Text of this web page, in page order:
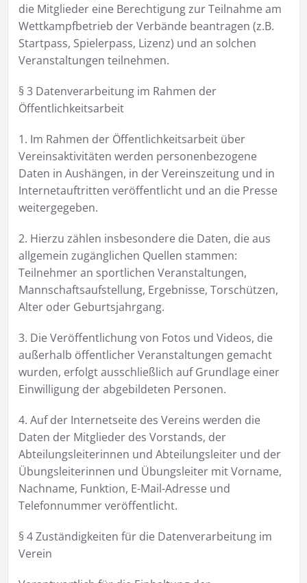
die Mitglieder eine Berechtigung zur Teilnahme am
Wettkampfbetrieb der Verbände beantragen (z.B.
Startpass, Spielerpass, Lizenz) und an solchen
Veranstaltungen teilnehmen.
§ 3 Datenverarbeitung im Rahmen der
Öffentlichkeitsarbeit
1. Im Rahmen der Öffentlichkeitsarbeit über
Vereinsaktivitäten werden personenbezogene
Daten in Aushängen, in der Vereinszeitung und in
Internetauftritten veröffentlicht und an die Presse
weitergegeben.
2. Hierzu zählen insbesondere die Daten, die aus
allgemein zugänglichen Quellen stammen:
Teilnehmer an sportlichen Veranstaltungen,
Mannschaftsaufstellung, Ergebnisse, Torschützen,
Alter oder Geburtsjahrgang.
3. Die Veröffentlichung von Fotos und Videos, die
außerhalb öffentlicher Veranstaltungen gemacht
wurden, erfolgt ausschließlich auf Grundlage einer
Einwilligung der abgebildeten Personen.
4. Auf der Internetseite des Vereins werden die
Daten der Mitglieder des Vorstands, der
Abteilungsleiterinnen und Abteilungsleiter und der
Übungsleiterinnen und Übungsleiter mit Vorname,
Nachname, Funktion, E-Mail-Adresse und
Telefonnummer veröffentlicht.
§ 4 Zuständigkeiten für die Datenverarbeitung im
Verein